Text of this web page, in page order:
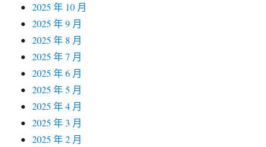
2025 年 10 月
2025 年 9 月
2025 年 8 月
2025 年 7 月
2025 年 6 月
2025 年 5 月
2025 年 4 月
2025 年 3 月
2025 年 2 月